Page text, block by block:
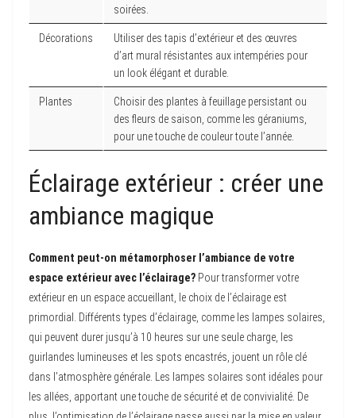
soirées.
Décorations
Utiliser des tapis d’extérieur et des œuvres
d’art mural résistantes aux intempéries pour
un look élégant et durable.
Plantes
Choisir des plantes à feuillage persistant ou
des fleurs de saison, comme les géraniums,
pour une touche de couleur toute l’année.
Éclairage extérieur : créer une
ambiance magique
Comment peut-on métamorphoser l’ambiance de votre
espace extérieur avec l’éclairage? Pour transformer votre
extérieur en un espace accueillant, le choix de l’éclairage est
primordial. Différents types d’éclairage, comme les lampes solaires,
qui peuvent durer jusqu’à 10 heures sur une seule charge, les
guirlandes lumineuses et les spots encastrés, jouent un rôle clé
dans l’atmosphère générale. Les lampes solaires sont idéales pour
les allées, apportant une touche de sécurité et de convivialité. De